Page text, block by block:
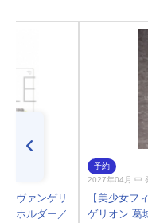
エヴァンゲリ
ーホルダー／
予約
2027年04月 中
【美少女フ
ゲリオン 葛󠄀